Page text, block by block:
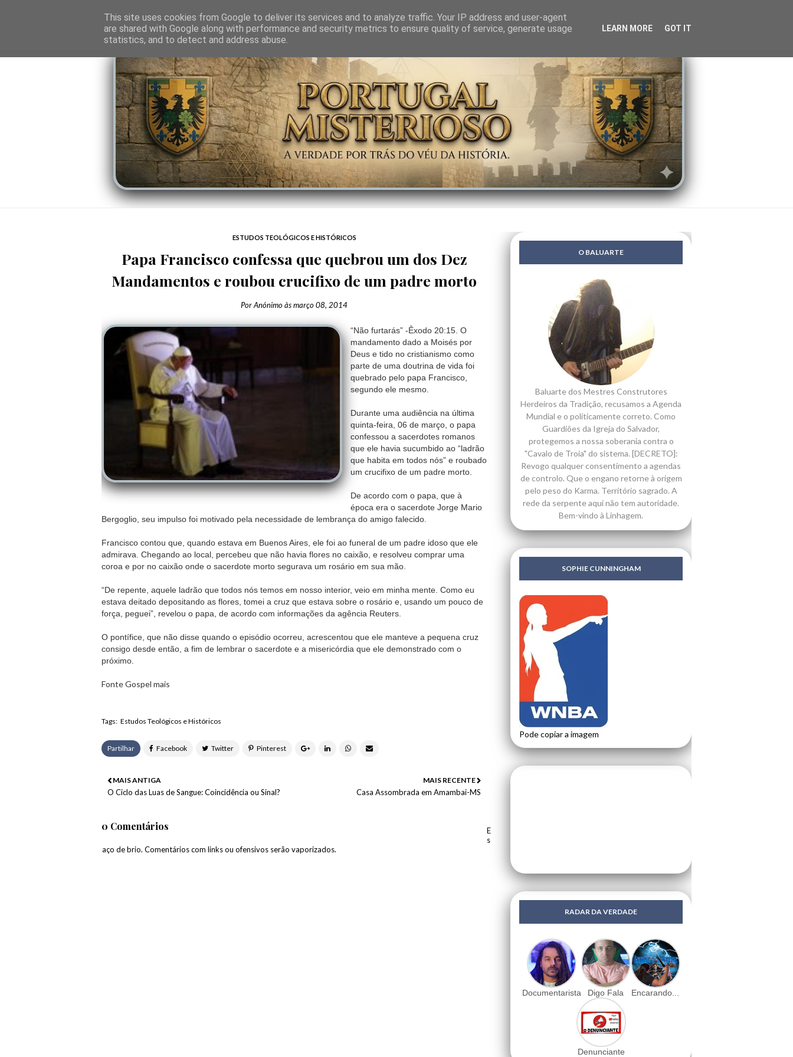
O PORTAL SOMBRAS DO PODER LINHAGEM SABEDORIA CIÊNCIA DO INVISÍVEL CONTRA-PODER ANJOS LENDAS
ESTUDOS TEOLÓGICOS E HISTÓRICOS
Papa Francisco confessa que quebrou um dos Dez
Mandamentos e roubou crucifixo de um padre morto
PorAnónimoàsmarço 08, 2014
“Não furtarás” -Êxodo 20:15. O
mandamento dado a Moisés por
Deus e tido no cristianismo como
parte de uma doutrina de vida foi
quebrado pelo papa Francisco,
segundo ele mesmo.
Durante uma audiência na última
quinta-feira, 06 de março, o papa
confessou a sacerdotes romanos
que ele havia sucumbido ao “ladrão
que habita em todos nós” e roubado
um crucifixo de um padre morto.
De acordo com o papa, que à
época era o sacerdote Jorge Mario
Bergoglio, seu impulso foi motivado pela necessidade de lembrança do amigo falecido.
Francisco contou que, quando estava em Buenos Aires, ele foi ao funeral de um padre idoso que ele
admirava. Chegando ao local, percebeu que não havia flores no caixão, e resolveu comprar uma
coroa e por no caixão onde o sacerdote morto segurava um rosário em sua mão.
“De repente, aquele ladrão que todos nós temos em nosso interior, veio em minha mente. Como eu
estava deitado depositando as flores, tomei a cruz que estava sobre o rosário e, usando um pouco de
força, peguei”, revelou o papa, de acordo com informações da agência Reuters.
O pontífice, que não disse quando o episódio ocorreu, acrescentou que ele manteve a pequena cruz
consigo desde então, a fim de lembrar o sacerdote e a misericórdia que ele demonstrado com o
próximo.
Fonte Gospel mais
Tags: Estudos Teológicos e Históricos
Partilhar
MAIS RECENTE
Casa Assombrada em Amambai-MS
MAIS ANTIGA
O Ciclo das Luas de Sangue: Coincidência ou Sinal?
0 Comentários
E
s
paço de brio. Comentários com links ou ofensivos serão vaporizados.
O BALUARTE
Baluarte dos Mestres Construtores
Herdeiros da Tradição, recusamos a Agenda
Mundial e o politicamente correto. Como
Guardiões da Igreja do Salvador,
protegemos a nossa soberania contra o
"Cavalo de Troia" do sistema. [DECRETO]:
Revogo qualquer consentimento a agendas
de controlo. Que o engano retorne à origem
pelo peso do Karma. Território sagrado. A
rede da serpente aqui não tem autoridade.
Bem-vindo à Linhagem.
SOPHIE CUNNINGHAM
Pode copiar a imagem
RADAR DA VERDADE
Documentarista Digo Fala Encarando...
Denunciante
This site uses cookies from Google to deliver its services and to analyze traffic. Your IP address and user-agent
are shared with Google along with performance and security metrics to ensure quality of service, generate usage
statistics, and to detect and address abuse.
LEARN MORE GOT IT